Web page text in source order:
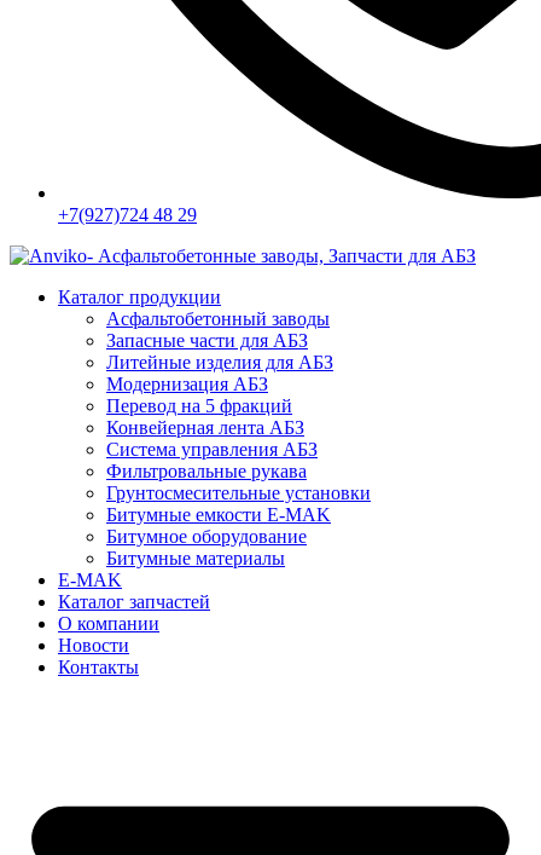
+7(927)724 48 29
Каталог продукции
Асфальтобетонный заводы
Запасные части для АБЗ
Литейные изделия для АБЗ
Модернизация АБЗ
Перевод на 5 фракций
Конвейерная лента АБЗ
Система управления АБЗ
Фильтровальные рукава
Грунтосмесительные установки
Битумные емкости E-MAK
Битумное оборудование
Битумные материалы
E-MAK
Каталог запчастей
О компании
Новости
Контакты